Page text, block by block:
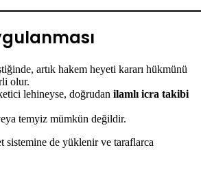
artık hakem heyeti kararı hükmünü
olur.
lehineyse, doğrudan ilamlı icra takibi
temyiz mümkün değildir.
sistemine de yüklenir ve taraflarca